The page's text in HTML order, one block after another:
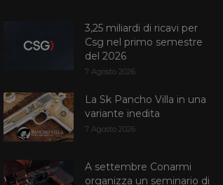
3,25 miliardi di ricavi per
Csg nel primo semestre
del 2026
7 Agosto 2026
La Sk Pancho Villa in una
variante inedita
7 Agosto 2026
A settembre Conarmi
organizza un seminario di